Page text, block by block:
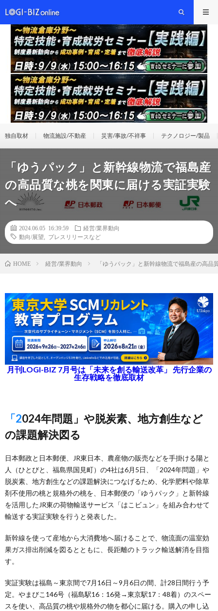
独自取材 物流施設/不動産 災害/事故/不祥事 テクノロジー/製品
「ゆうパック」と新幹線物流で福島産
の高品質な桃を関東に届ける実証実験
へ
2024.06.05 16:39:59
経営/業界動向
動向/展望
プレスリリースなど
HOME 経営/業界動向 「ゆうパック」と新幹線物流で福島産の高
月刊LOGI-BIZ 7月号は「未来を創る輸送改革」 先行企業の
生存戦略を徹底取材
「2024年問題」や脱炭素、地方創生など
の課題解決図る
日本郵政と日本郵便、JR東日本、農産物の販売などを手掛ける陽と
人（ひとびと、福島県国見町）の4社は6月5日、「2024年問題」や
脱炭素、地方創生などの課題解決につなげるため、化学肥料や除草
剤不使用の桃と規格外の桃を、日本郵便の「ゆうパック」と新幹線
を活用したJR東の荷物輸送サービス「はこビュン」を組み合わせて
輸送する実証実験を行うと発表した。
新幹線を使って産地から大消費地へ届けることで、物流面の温室効
果ガス排出削減を図るとともに、長距離のトラック輸送解消を目指
す。
実証実験は福島～東京間で7月16日～9月6日の間、計28日間行う予
定。やまびこ146号（福島駅16：16発→東京駅17：48着）のスペー
スを使い、高品質の桃や規格外の物を都心に届ける。購入の申し込